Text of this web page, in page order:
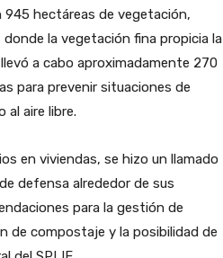
hectáreas de vegetación,
la vegetación fina propicia la
a cabo aproximadamente 270
para prevenir situaciones de
al aire libre.
en viviendas, se hizo un llamado
defensa alrededor de sus
para la gestión de
de compostaje y la posibilidad de